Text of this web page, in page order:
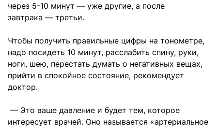
через 5-10 минут — уже другие, а после
завтрака — третьи.
Чтобы получить правильные цифры на тонометре,
надо посидеть 10 минут, расслабить спину, руки,
ноги, шею, перестать думать о негативных вещах,
прийти в спокойное состояние, рекомендует
доктор.
— Это ваше давление и будет тем, которое
интересует врачей. Оно называется «артериальное